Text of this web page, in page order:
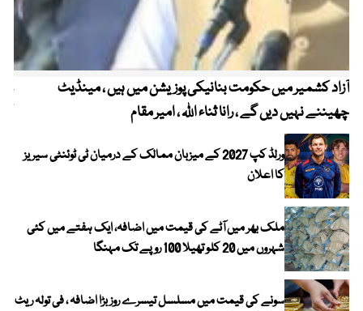
آزاد کشمیر میں حکومت بنانیکی پوزیشن میں ہیں ، مینڈیٹ
چھیننے نہیں دیں گے ، رانا ثناء اللہ ، امیر مقام
ورلڈ کپ 2027 کے میزبان ممالک کے درمیان ٹی ٹوئنٹی سیریز
کا اعلان
ملک بھر میں آٹے کی قیمت میں اضافہ، ایک ہفتے میں کئی
شہروں میں 20 کلو تھیلا 100 روپے تک مہنگا
سونے کی قیمت میں مسلسل تیسرے روز بڑا اضافہ ، فی تولہ ریٹ